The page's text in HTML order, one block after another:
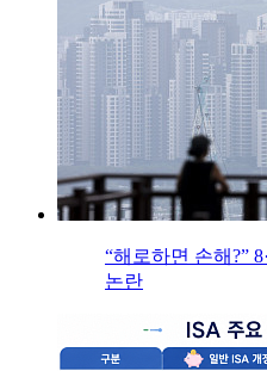
“해로하면 손해?”
논란